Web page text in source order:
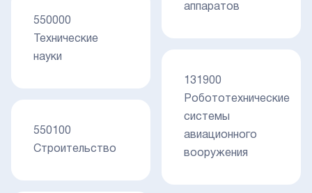
550000
Технические
науки
550100
Строительство
аппаратов
131900
Робототехнические
системы
авиационного
вооружения